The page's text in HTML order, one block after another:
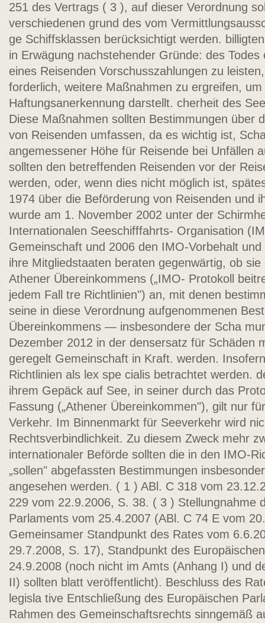
251 des Vertrags ( 3 ), auf­ dieser Verordnung
verschiedenen grund des vom
ge­ Schiffsklassen berücksichtigt werden.
in Erwägung nachstehender Gründe: des
eines Reisenden Vorschusszahlungen zu
forderlich, weitere Maßnahmen zu ergreifen, um
Haftungsanerkennung darstellt. cherheit des
Diese Maßnahmen sollten Bestimmungen über
von Reisenden umfassen, da es wichtig ist,
angemessener Höhe für Reisende bei Unfällen
sollten den betreffenden Reisenden vor der
werden, oder, wenn dies nicht möglich ist,
1974 über die Beförderung von Reisenden und
wurde am 1. November 2002 unter der
Internationalen Seeschifffahrts- Organisation
Gemeinschaft und 2006 den IMO-Vorbehalt
ihre Mitgliedstaaten beraten gegenwärtig, ob
Athener Übereinkommens („IMO- Protokoll
jedem Fall tre­ Richtlinien") an, mit denen
seine in diese Verordnung aufgenommenen
Übereinkommens — insbesondere der Scha­
Dezember 2012 in der densersatz für Schäden
geregelt Gemeinschaft in Kraft. werden.
Richtlinien als lex spe­ cialis betrachtet werden.
ihrem Gepäck auf See, in seiner durch das
Fassung („Athener Übereinkommen"), gilt nur
Verkehr. Im Binnenmarkt für Seeverkehr wird
Rechtsverbindlichkeit. Zu diesem Zweck mehr
internationaler Beförde­ sollten die in den IMO-
„sollen" abgefassten Bestimmungen
angesehen werden. ( 1 ) ABl. C 318 vom
229 vom 22.9.2006, S. 38. ( 3 ) Stellungnahme
Parlaments vom 25.4.2007 (ABl. C 74 E vom
Gemeinsamer Standpunkt des Rates vom
29.7.2008, S. 17), Standpunkt des
24.9.2008 (noch nicht im Amts­ (Anhang I) und
II) sollten blatt veröffentlicht). Beschluss des
legisla­ tive Entschließung des Europäischen
Rahmen des Gemeinschaftsrechts sinngemäß